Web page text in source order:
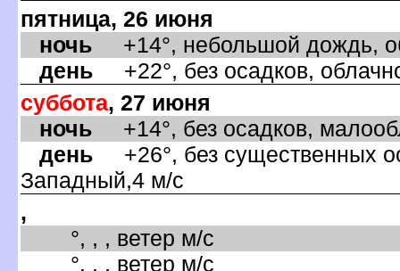
пятница, 26 июня
ночь +14°, небольшой дождь,
день +22°, без осадков,
суббота, 27 июня
ночь +14°, без осадков,
день +26°, без существенных
Западный,4 м/с
,
°, , , ветер м/с
°, , , ветер м/с